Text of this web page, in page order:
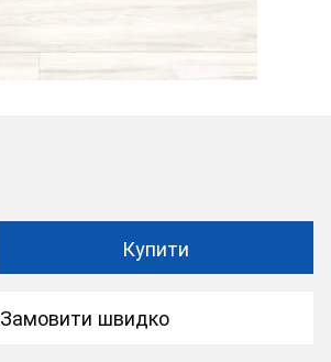
Купити
Замовити швидко